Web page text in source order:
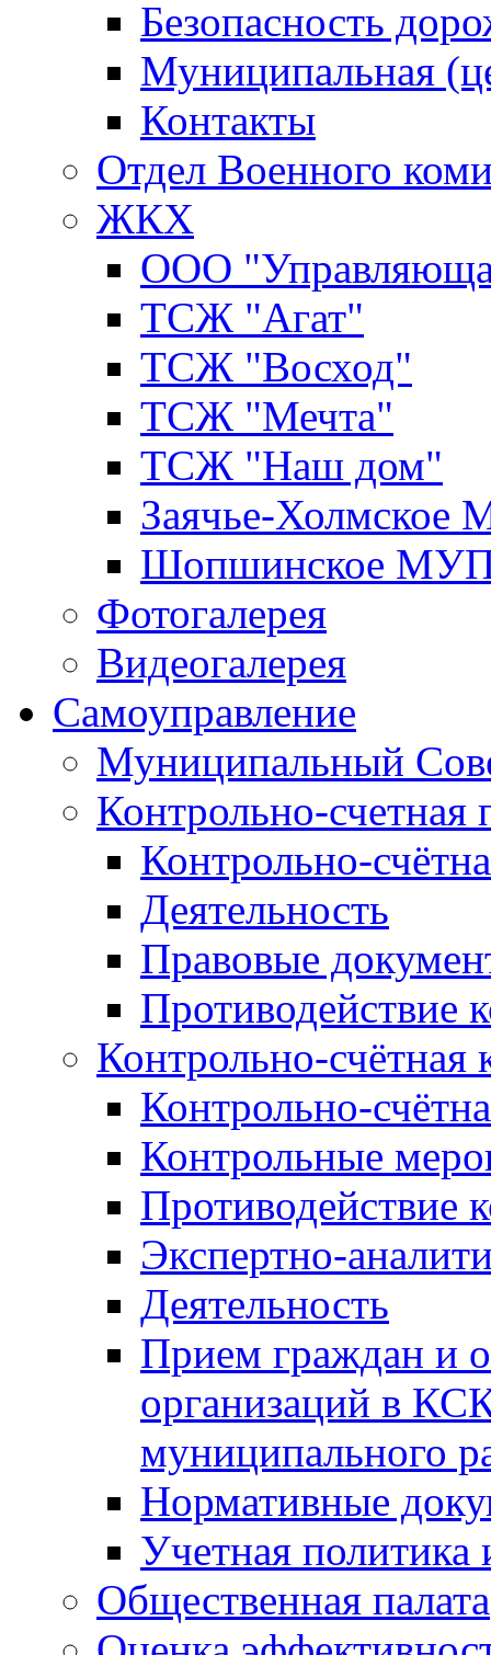
Безопасность
Муниципальная
Контакты
Отдел Военного
ЖКХ
ООО
ТСЖ "Агат"
ТСЖ "Восход"
ТСЖ "Мечта"
ТСЖ "Наш дом"
Заячье-
Шопшинское
Фотогалерея
Видеогалерея
Самоуправление
Муниципальный
Контрольно-счетная
Контрольно-
Деятельность
Правовые
Противодействие
Контрольно-счётная
Контрольно-
Контрольные
Противодействие
Экспертно-
Деятельность
Прием граждан и
организаций в
муниципального
Нормативные
Учетная политика
Общественная палата